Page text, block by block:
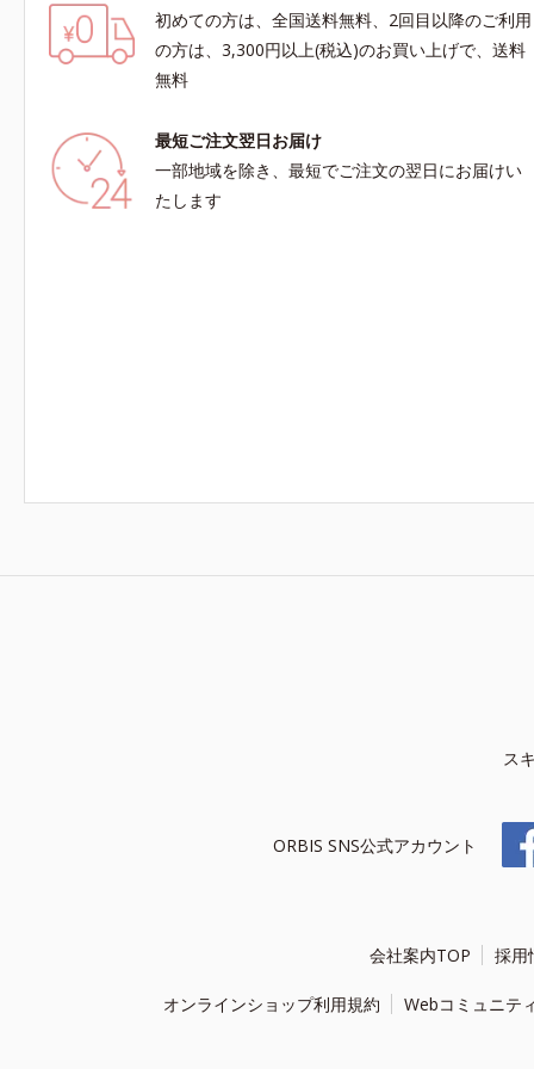
初めての方は、全国送料無料、2回目以降のご利用
の方は、3,300円以上(税込)のお買い上げで、送料
無料
最短ご注文翌日お届け
一部地域を除き、最短でご注文の翌日にお届けい
たします
ス
ORBIS SNS公式アカウント
会社案内TOP 採用
オンラインショップ利用規約 Webコミュニテ